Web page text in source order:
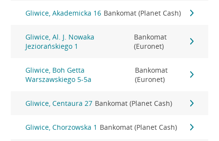
Gliwice, Akademicka 16 Bankomat (Planet Cash)
Gliwice, Al. J. Nowaka
Jeziorańskiego 1
Bankomat
(Euronet)
Gliwice, Boh Getta
Warszawskiego 5-5a
Bankomat
(Euronet)
Gliwice, Centaura 27 Bankomat (Planet Cash)
Gliwice, Chorzowska 1 Bankomat (Planet Cash)